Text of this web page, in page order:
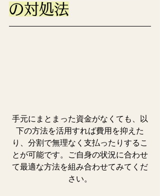
の対処法
手元にまとまった資金がなくても、以
下の方法を活用すれば費用を抑えた
り、分割で無理なく支払ったりするこ
とが可能です。ご自身の状況に合わせ
て最適な方法を組み合わせてみてくだ
さい。